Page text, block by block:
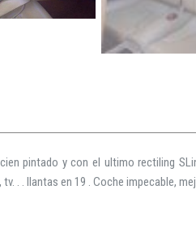
pintado y con el ultimo rectiling
. . llantas en 19 . Coche impecable,